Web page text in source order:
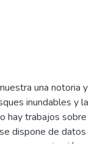
una notoria y
inundables y la
hay trabajos sobre
dispone de datos